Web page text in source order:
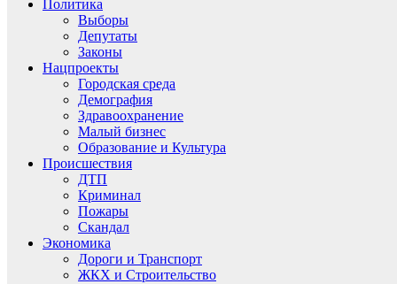
Политика
Выборы
Депутаты
Законы
Нацпроекты
Городская среда
Демография
Здравоохранение
Малый бизнес
Образование и Культура
Происшествия
ДТП
Криминал
Пожары
Скандал
Экономика
Дороги и Транспорт
ЖКХ и Строительство